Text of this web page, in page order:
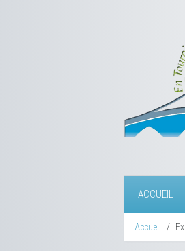
ACCUEIL
Accueil